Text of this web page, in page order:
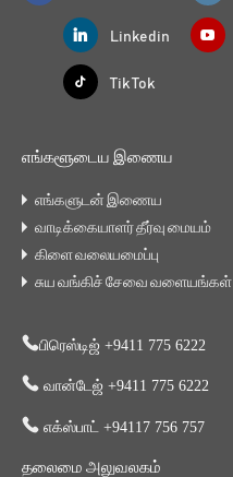
Linkedin
Tik Tok
எங்களூடைய இணைய
எங்களுடன் இணைய
வாடிக்கையாளர் தீர்வு மையம்
கிளை வலையமைப்பு
சுய வங்கிச் சேவை வளையங்கள்
பிரெஸ்டிஜ் +9411 775 6222
வான்டேஜ் +9411 775 6222
எக்ஸ்பாட் +94117 756 757
தலைமை அலுவலகம்